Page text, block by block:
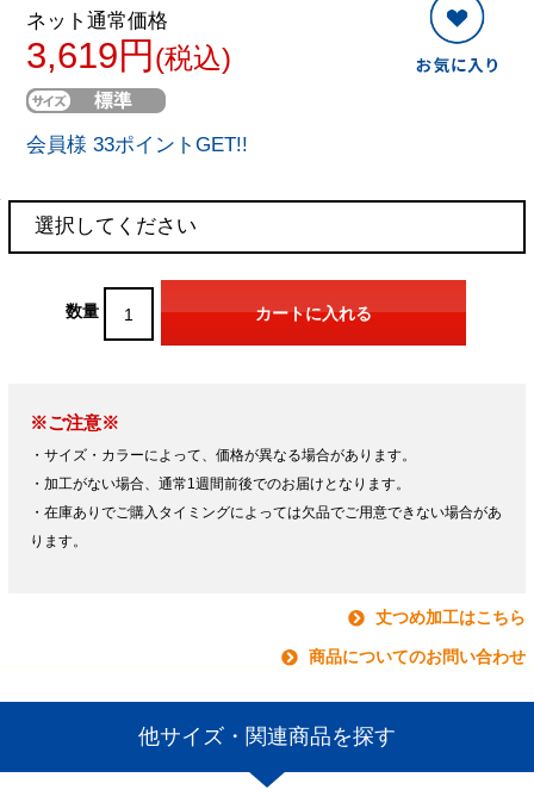
ネット通常価格
3,619円 (税込)
会員様 33ポイントGET!!
数量
※ご注意※
・サイズ・カラーによって、価格が異なる場合があります。
・加工がない場合、通常1週間前後でのお届けとなります。
・在庫ありでご購入タイミングによっては欠品でご用意できない場合があ
ります。
丈つめ加工はこちら
商品についてのお問い合わせ
他サイズ・関連商品を探す